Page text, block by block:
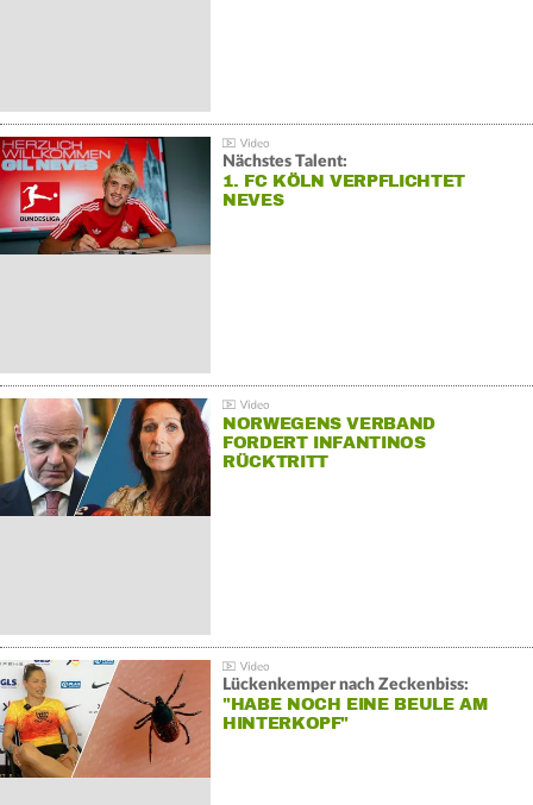
Nächstes Talent:
1. FC KÖLN VERPFLICHTET
NEVES
NORWEGENS VERBAND
FORDERT INFANTINOS
RÜCKTRITT
Lückenkemper nach Zeckenbiss:
"HABE NOCH EINE BEULE AM
HINTERKOPF"